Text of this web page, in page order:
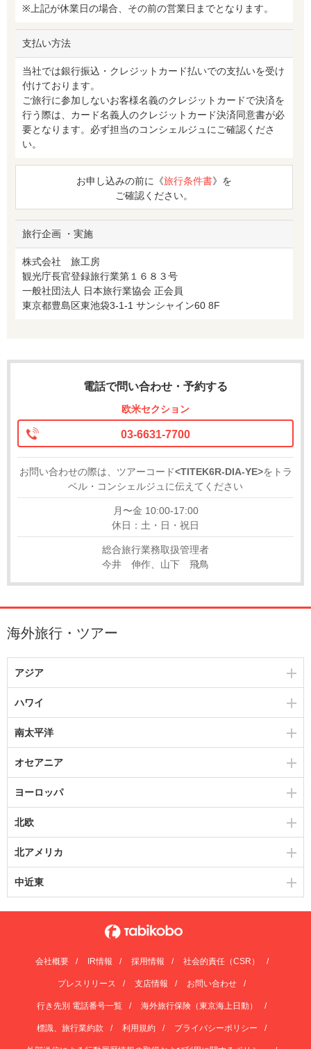
※上記が休業日の場合、その前の営業日までとなります。
支払い方法
当社では銀行振込・クレジットカード払いでの支払いを受け
付けております。
ご旅行に参加しないお客様名義のクレジットカードで決済を
行う際は、カード名義人のクレジットカード決済同意書が必
要となります。必ず担当のコンシェルジュにご確認くださ
い。
お申し込みの前に《旅行条件書》を
ご確認ください。
旅行企画 ・実施
株式会社 旅工房
観光庁長官登録旅行業第１６８３号
一般社団法人 日本旅行業協会 正会員
東京都豊島区東池袋3-1-1 サンシャイン60 8F
電話で問い合わせ・予約する
欧米セクション
03-6631-7700
お問い合わせの際は、ツアーコード<TITEK6R-DIA-YE>をトラ
ベル・コンシェルジュに伝えてください
月〜金 10:00-17:00
休日：土・日・祝日
総合旅行業務取扱管理者
今井 伸作、山下 飛鳥
海外旅行・ツアー
アジア
ハワイ
南太平洋
オセアニア
ヨーロッパ
北欧
北アメリカ
中近東
会社概要 IR情報 採用情報 社会的責任（CSR）
プレスリリース 支店情報 お問い合わせ
行き先別 電話番号一覧 海外旅行保険（東京海上日動）
標識、旅行業約款 利用規約 プライバシーポリシー